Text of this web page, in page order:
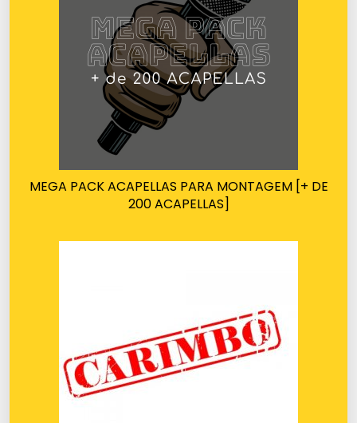
MEGA PACK ACAPELLAS PARA MONTAGEM [+ DE
200 ACAPELLAS]